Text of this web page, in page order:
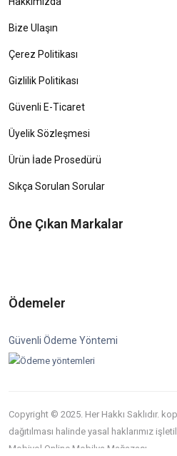
Bize Ulaşın
Çerez Politikası
Gizlilik Politikası
Güvenli E-Ticaret
Üyelik Sözleşmesi
Ürün İade Prosedürü
Sıkça Sorulan Sorular
Öne Çıkan Markalar
Ödemeler
Güvenli Ödeme Yöntemi
Copyright © 2025. Her Hakkı Saklıdır.
dağıtılması halinde yasal haklarımız
Mobiyol Online Mobilya Mağazası